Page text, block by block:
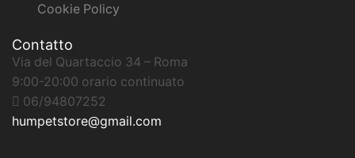
Cookie Policy
Contatto
Via del Quartaccio 34 – Roma
9:00-20:00 orario continuato
06/94807252
humpetstore@gmail.com